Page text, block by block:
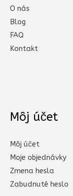
O nás
Blog
FAQ
Kontakt
Môj účet
Môj účet
Moje objednávky
Zmena hesla
Zabudnuté heslo